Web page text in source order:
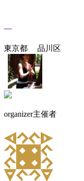
東京都 品川区
organizer主催者